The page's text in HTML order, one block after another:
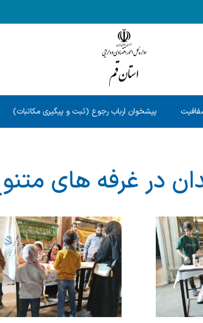
پیشخوان ارباب رجوع (ثبت و پیگیری مکاتبات)
در غرفه های